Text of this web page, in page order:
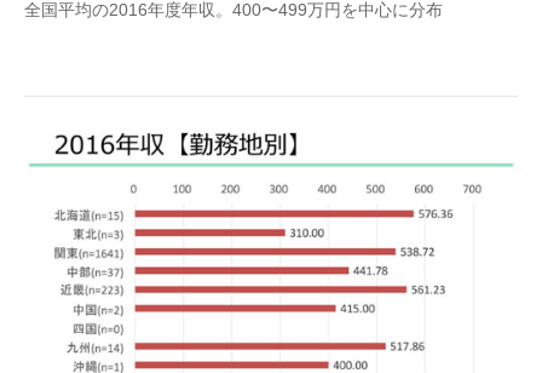
全国平均の2016年度年収。400〜499万円を中心に分布